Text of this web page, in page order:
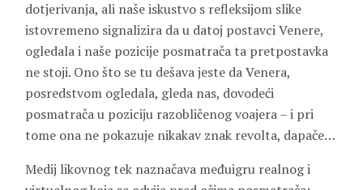
dotjerivanja, ali naše iskustvo s refleksijom slike
istovremeno signalizira da u datoj postavci Venere,
ogledala i naše pozicije posmatrača ta pretpostavka
ne stoji. Ono što se tu dešava jeste da Venera,
posredstvom ogledala, gleda nas, dovodeći
posmatrača u poziciju razobličenog voajera – i pri
tome ona ne pokazuje nikakav znak revolta, dapače…
Medij likovnog tek naznačava međuigru realnog i